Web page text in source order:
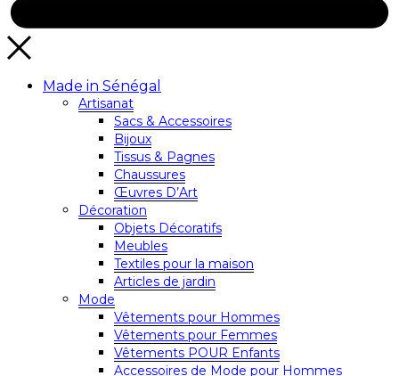
Made in Sénégal
Artisanat
Sacs & Accessoires
Bijoux
Tissus & Pagnes
Chaussures
Œuvres D’Art
Décoration
Objets Décoratifs
Meubles
Textiles pour la maison
Articles de jardin
Mode
Vêtements pour Hommes
Vêtements pour Femmes
Vêtements POUR Enfants
Accessoires de Mode pour Hommes